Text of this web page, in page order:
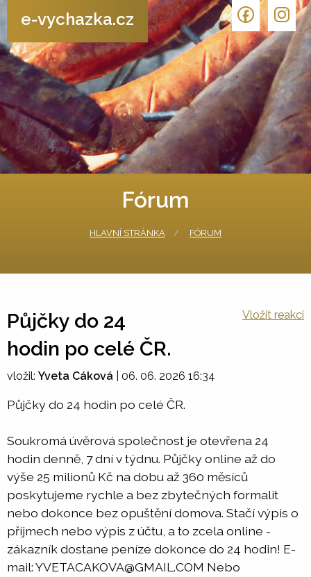
e-vychazka.cz
Fórum
HLAVNÍ STRÁNKA FÓRUM
Půjčky do 24
hodin po celé ČR.
Vložit reakci
vložil: Yveta Cáková 06. 06. 2026 16:34
Půjčky do 24 hodin po celé ČR.
Soukromá úvěrová společnost je otevřena 24
hodin denně, 7 dní v týdnu. Půjčky online až do
výše 25 milionů Kč na dobu až 360 měsíců
poskytujeme rychle a bez zbytečných formalit
nebo dokonce bez opuštění domova. Stačí výpis o
příjmech nebo výpis z účtu, a to zcela online -
zákazník dostane peníze dokonce do 24 hodin! E-
mail: YVETACAKOVA@GMAIL.COM Nebo